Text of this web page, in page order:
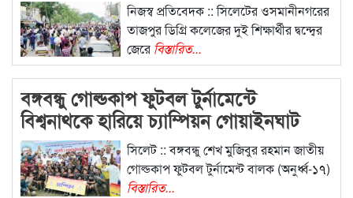
নিজস্ব প্রতিবেদক :: সিলেটের ওসমানীনগরের
তাজপুর ডিগ্রি কলেজের দুই শিক্ষার্থীর দ্বন্দ্বের
জেরে বিস্তারিত...
বঙ্গবন্ধু গোল্ডকাপ ফুটবল টুর্নামেন্টে
বিশ্বনাথকে হারিয়ে চ্যাম্পিয়ন গোয়াইনঘাট
সিলেট :: বঙ্গবন্ধু শেখ মুজিবুর রহমান জাতীয়
গোল্ডকাপ ফুটবল টুর্নামেন্ট বালক (অনুর্ধ্ব-১৭)
বিস্তারিত...